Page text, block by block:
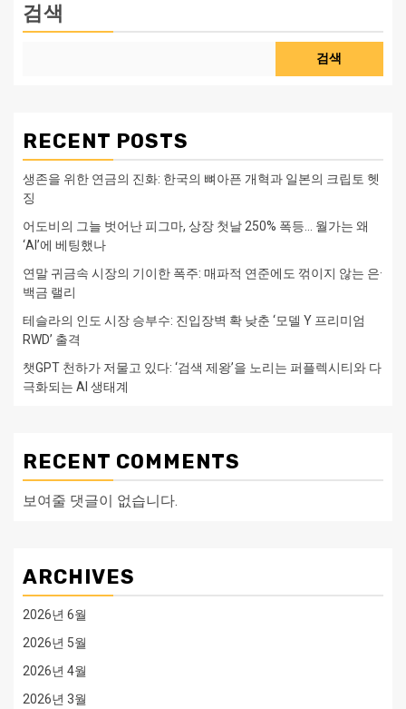
검색
검색
RECENT POSTS
생존을 위한 연금의 진화: 한국의 뼈아픈 개혁과 일본의 크립토 헷
징
어도비의 그늘 벗어난 피그마, 상장 첫날 250% 폭등… 월가는 왜
‘AI’에 베팅했나
연말 귀금속 시장의 기이한 폭주: 매파적 연준에도 꺾이지 않는 은·
백금 랠리
테슬라의 인도 시장 승부수: 진입장벽 확 낮춘 ‘모델 Y 프리미엄
RWD’ 출격
챗GPT 천하가 저물고 있다: ‘검색 제왕’을 노리는 퍼플렉시티와 다
극화되는 AI 생태계
RECENT COMMENTS
보여줄 댓글이 없습니다.
ARCHIVES
2026년 6월
2026년 5월
2026년 4월
2026년 3월